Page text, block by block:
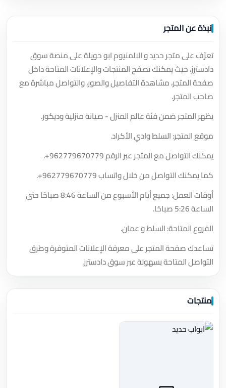
نبذة عن المتجر
تعرّف على متجر حديد و الالمنيوم ابو حويلة على منصة سوق
دادسترز، حيث يمكنك تصفح المنتجات والإعلانات المتاحة داخل
صفحة المتجر، مشاهدة التفاصيل والصور، والتواصل مباشرة مع
صاحب المتجر.
يظهر المتجر ضمن فئة عالم المنزل - صيانة منزلية وديكور.
موقع المتجر: السلط وادي الأكراد.
يمكنك التواصل مع المتجر عبر الرقم+962779670779
.
كما يمكنك التواصل من خلال واتساب+962779670779
.
أوقات العمل: جميع أيام الأسبوع من الساعة 8:46 صباحًا حتى
الساعة 5:26 صباحًا.
الفروع المتاحة: السلط و عمان.
تساعدك صفحة المتجر على معرفة الإعلانات المتوفرة وطرق
التواصل المتاحة بسهولة عبر سوق دادسترز.
منتجات